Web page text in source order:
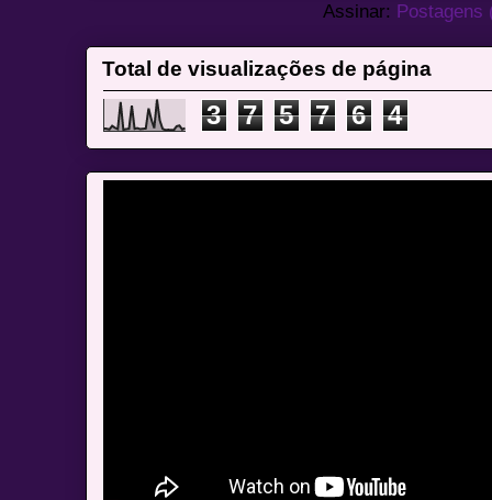
Assinar: Postagens
Total de visualizações de página
3 7 5 7 6 4